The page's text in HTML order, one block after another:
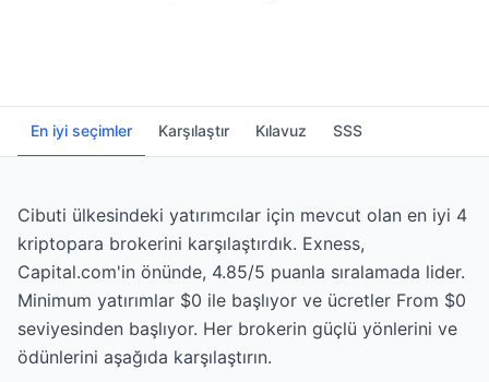
En iyi seçimler Karşılaştır Kılavuz SSS
Cibuti ülkesindeki yatırımcılar için mevcut olan en iyi 4
kriptopara brokerini karşılaştırdık. Exness,
Capital.com'in önünde, 4.85/5 puanla sıralamada lider.
Minimum yatırımlar $0 ile başlıyor ve ücretler From $0
seviyesinden başlıyor. Her brokerin güçlü yönlerini ve
ödünlerini aşağıda karşılaştırın.